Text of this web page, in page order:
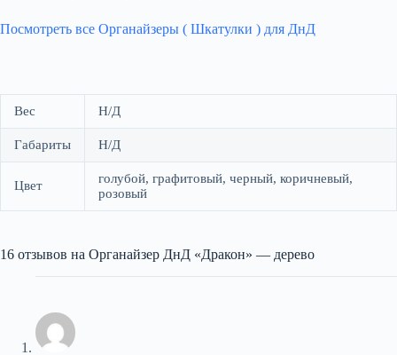
Посмотреть все Органайзеры ( Шкатулки ) для ДнД
Вес Н/Д
Габариты Н/Д
Цвет
голубой, графитовый, черный, коричневый,
розовый
16 отзывов на Органайзер ДнД «Дракон» — дерево